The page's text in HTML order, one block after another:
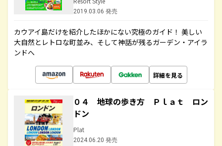
2019.03.06 発売
カウアイ島だけを紹介したほかにない究極のガイド！ 美しい
大自然とレトロな町並み、そして神話が残るガーデン・アイラ
ンドへ
詳細を見る
０４ 地球の歩き方 Ｐｌａｔ ロン
ドン
Plat
2024.06.20 発売